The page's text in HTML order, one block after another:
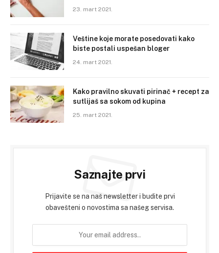
23. mart 2021.
Veštine koje morate posedovati kako
biste postali uspešan bloger
24. mart 2021.
Kako pravilno skuvati pirinač + recept za
sutlijaš sa sokom od kupina
25. mart 2021.
Saznajte prvi
Prijavite se na naš newsletter i budite prvi
obavešteni o novostima sa našeg servisa.